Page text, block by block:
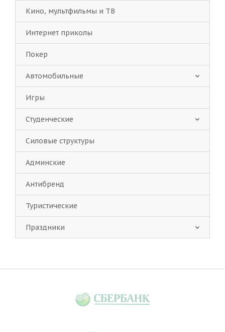
Кино, мультфильмы и ТВ
Интернет приколы
Покер
Автомобильные
Игры
Студенческие
Силовые структуры
Админские
Антибренд
Туристические
Праздники